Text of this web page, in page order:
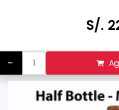
Prohibida la venta a
S/.
-